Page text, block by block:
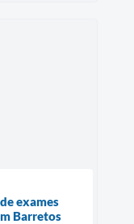
exames
Barretos